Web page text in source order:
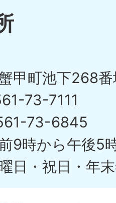
甲町池下268
73-7111
73-6845
9時から午後5
日・祝日・年